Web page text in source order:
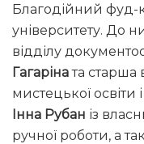
Благодійний фуд-
університету. До
відділу
Гагаріната старша
мистецької освіти
Інна Рубан із
ручної роботи, а